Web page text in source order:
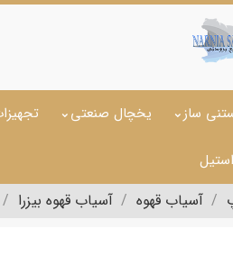
ساز یخچال صنعتی
آسیاب قهوه آسیاب قهوه بیزرا